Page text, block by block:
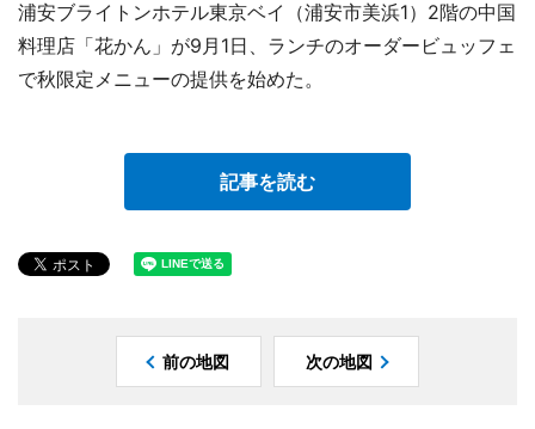
浦安ブライトンホテル東京ベイ（浦安市美浜1）2階の中国
料理店「花かん」が9月1日、ランチのオーダービュッフェ
で秋限定メニューの提供を始めた。
記事を読む
前の地図 次の地図